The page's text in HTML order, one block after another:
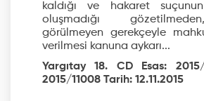
kaldığı ve hakaret suçunun
oluşmadığı
görülmeyen gerekçeyle
verilmesi kanuna aykarı...
Yargıtay 18. CD Esas:
2015/11008 Tarih: 12.11.2015